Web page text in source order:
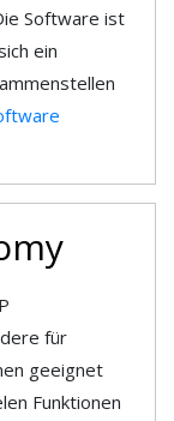
Software ist
ein
für
geeignet
Funktionen